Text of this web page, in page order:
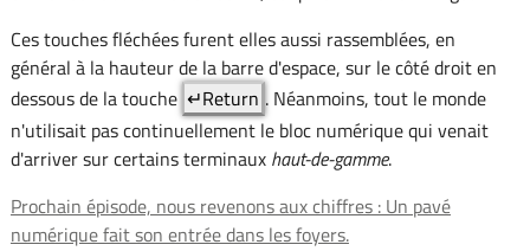
Ces touches fléchées furent elles aussi rassemblées, en
général à la hauteur de la barre d'espace, sur le côté droit en
dessous de la touche ↵Return . Néanmoins, tout le monde
n'utilisait pas continuellement le bloc numérique qui venait
d'arriver sur certains terminaux haut-de-gamme.
Prochain épisode, nous revenons aux chiffres : Un pavé
numérique fait son entrée dans les foyers.